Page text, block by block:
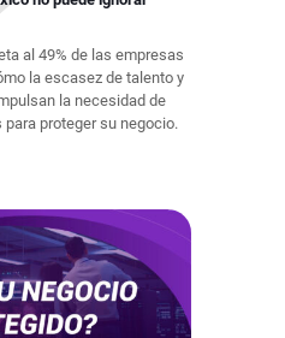
al 49% de las empresas
la escasez de talento y
la necesidad de
proteger su negocio.